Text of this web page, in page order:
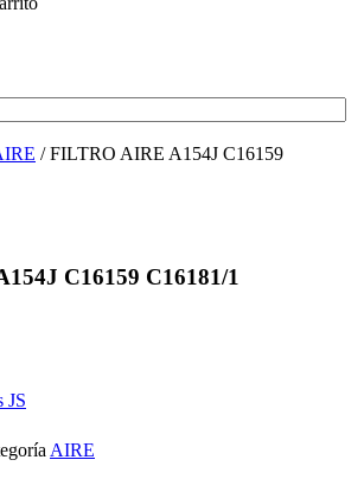
/ FILTRO AIRE A154J C16159
C16159 C16181/1
JS
AIRE